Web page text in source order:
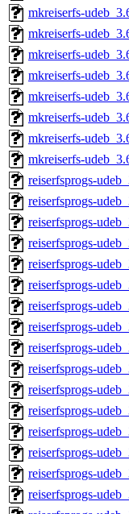
mkreiserfs-
mkreiserfs-
mkreiserfs-
mkreiserfs-
mkreiserfs-
mkreiserfs-
mkreiserfs-
mkreiserfs-
reiserfsprogs-
reiserfsprogs-
reiserfsprogs-
reiserfsprogs-
reiserfsprogs-
reiserfsprogs-
reiserfsprogs-
reiserfsprogs-
reiserfsprogs-
reiserfsprogs-
reiserfsprogs-
reiserfsprogs-
reiserfsprogs-
reiserfsprogs-
reiserfsprogs-
reiserfsprogs-